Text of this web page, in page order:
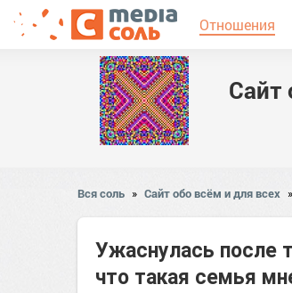
Отношения
Сайт
Вся соль » Сайт обо всём и для всех »
Ужаснулась после
что такая семья